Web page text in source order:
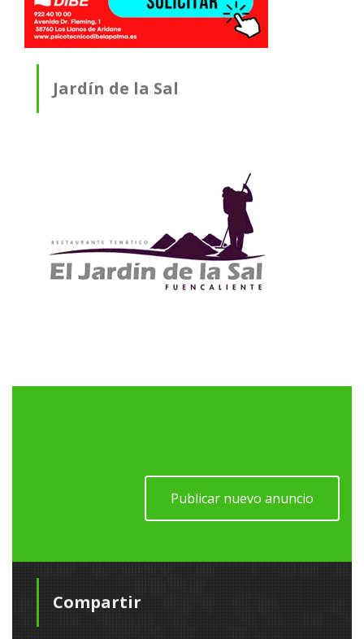
Jardín de la Sal
Publicar nuevo anuncio
Compartir